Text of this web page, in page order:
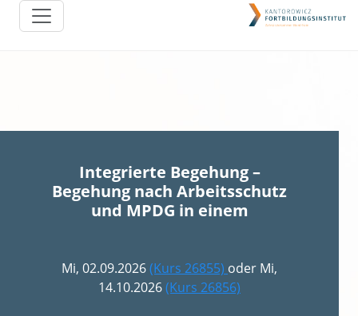
Integrierte Begehung –
Begehung nach Arbeitsschutz
und MPDG in einem
Mi, 02.09.2026(Kurs 26855) oder Mi,
14.10.2026(Kurs 26856)